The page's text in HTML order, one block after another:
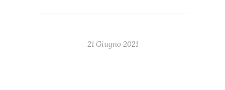
21 Giugno 2021